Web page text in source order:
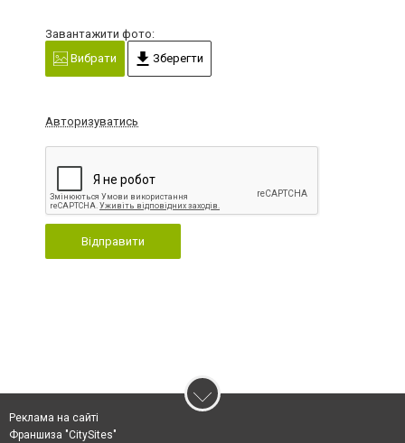
Завантажити фото:
Вибрати
Зберегти
Авторизуватись
Відправити
Реклама на сайті
Франшиза "CitySites"